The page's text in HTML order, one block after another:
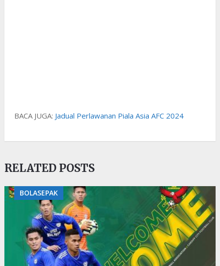
BACA JUGA: Jadual Perlawanan Piala Asia AFC 2024
RELATED POSTS
BOLASEPAK